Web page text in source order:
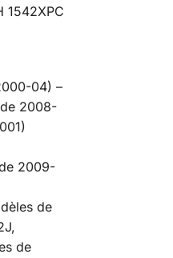
1542XPC
04) –
2008-
2009-
de
de